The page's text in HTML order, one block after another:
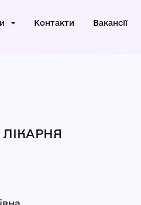
Контакти Вакансії